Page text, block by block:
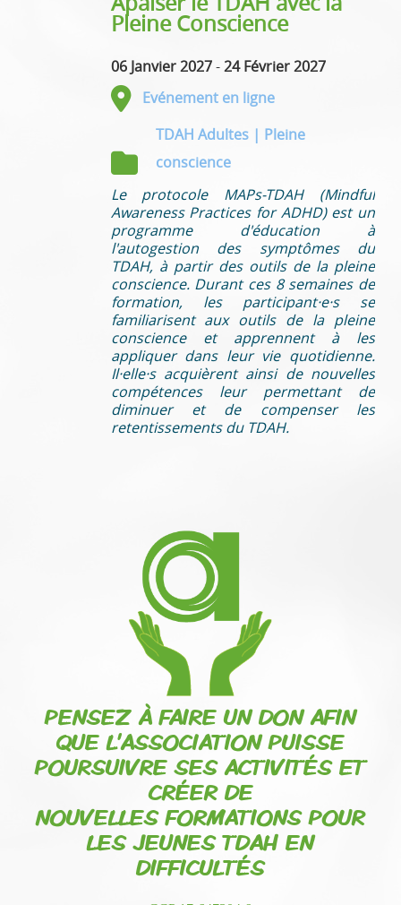
Pleine Conscience
06 Janvier 2027 -24 Février 2027
Evénement en ligne
TDAH Adultes | Pleine
conscience
Le protocole MAPs-TDAH (Mindful
Awareness Practices for ADHD) est un
programme d'éducation à
l'autogestion des symptômes du
TDAH, à partir des outils de la pleine
conscience. Durant ces 8 semaines de
formation, les participant·e·s se
familiarisent aux outils de la pleine
conscience et apprennent à les
appliquer dans leur vie quotidienne.
Il·elle·s acquièrent ainsi de nouvelles
compétences leur permettant de
diminuer et de compenser les
retentissements du TDAH.
PENSEZ À FAIRE UN DON AFIN
QUE L'ASSOCIATION PUISSE
POURSUIVRE SES ACTIVITÉS ET
CRÉER DE
NOUVELLES FORMATIONS POUR
LES JEUNES TDAH EN
DIFFICULTÉS